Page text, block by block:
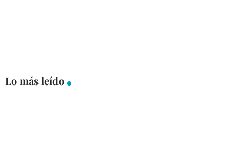
Lo más leído